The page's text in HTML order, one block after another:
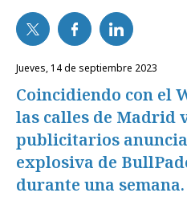
jueves, 14 de septiembre 2023
Coincidiendo con el
las calles de Madrid
publicitarios
explosiva de
durante una semana.